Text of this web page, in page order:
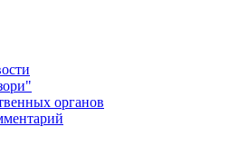
органов